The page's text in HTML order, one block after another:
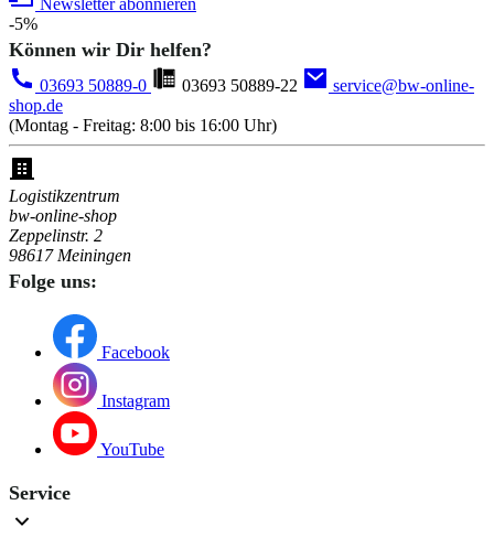
Newsletter abonnieren
-5%
Können wir Dir helfen?
03693 50889-0 03693 50889-22
service@bw-online-
shop.de
(Montag - Freitag: 8:00 bis 16:00 Uhr)
Logistikzentrum
bw-online-shop
Zeppelinstr. 2
98617 Meiningen
Folge uns:
Facebook
Instagram
YouTube
Service